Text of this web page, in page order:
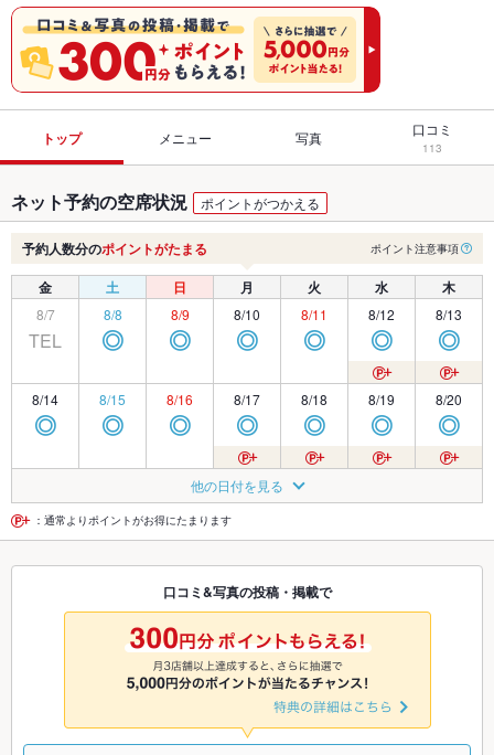
トップ メニュー 写真 口コミ
113
ネット予約の空席状況 ポイントがつかえる
予約人数分のポイントがたまる ポイント注意事項
金 土 日 月 火 水 木
8/7
TEL
8/8
◎
8/9
◎
8/10
◎
8/11
◎
8/12
◎
8/13
◎
8/14
◎
8/15
◎
8/16
◎
8/17
◎
8/18
◎
8/19
◎
8/20
◎
◎ ◎
8/23
◎
8/24
◎
8/25
◎ ◎ ◎
8/28 8/29 8/30
◎
8/31
◎
9/1
◎
9/2 9/3
9/6
◎
9/7
◎
9/8
◎
他の日付を見る
：通常よりポイントがお得にたまります
口コミ&写真の投稿・掲載で